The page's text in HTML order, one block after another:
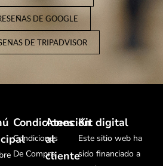
DE GOOGLE
DE TRIPADVISOR
Condiciones
Condiciones
De Compra
Atención
al
cliente
Kit digital
Este sitio web ha
sido financiado a